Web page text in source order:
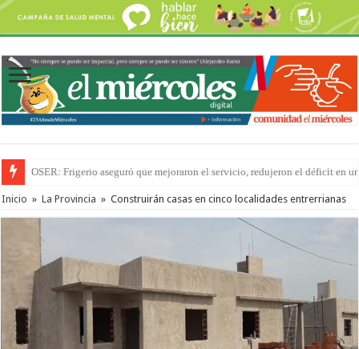
La Justicia suspende los ultraprocesados en las viandas escolares de Entre
Inicio » La Provincia » Construirán casas en cinco localidades entrerrianas